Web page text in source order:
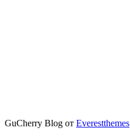
GuCherry Blog от Everestthemes